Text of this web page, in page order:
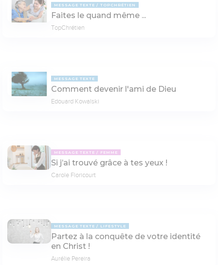
MESSAGE TEXTE TOPCHRÉTIEN
Faites le quand même ...
TopChrétien
MESSAGE TEXTE
Comment devenir l'ami de Dieu
Edouard Kowalski
MESSAGE TEXTE FEMME
Si j’ai trouvé grâce à tes yeux !
Carole Floricourt
MESSAGE TEXTE LIFESTYLE
Partez à la conquête de votre identité
en Christ !
Aurélie Pereira